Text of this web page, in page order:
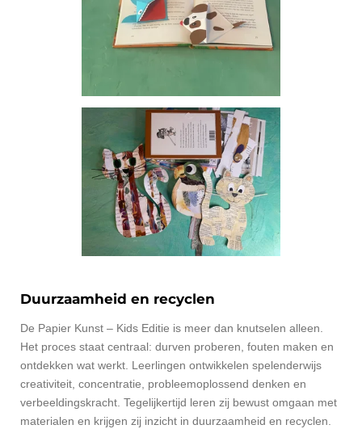
Duurzaamheid en recyclen
De Papier Kunst – Kids Editie is meer dan knutselen alleen.
Het proces staat centraal: durven proberen, fouten maken en
ontdekken wat werkt. Leerlingen ontwikkelen spelenderwijs
creativiteit, concentratie, probleemoplossend denken en
verbeeldingskracht. Tegelijkertijd leren zij bewust omgaan met
materialen en krijgen zij inzicht in duurzaamheid en recyclen.